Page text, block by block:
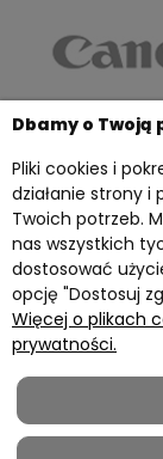
Twoje konto
Przydatne
Informacje
Kontakt z
2023 ©
Dbamy o Twoją
Pliki cookies i
działanie strony
Twoich potrzeb.
nas wszystkich
dostosować
opcję "Dostosuj
Więcej o plikach
prywatności.